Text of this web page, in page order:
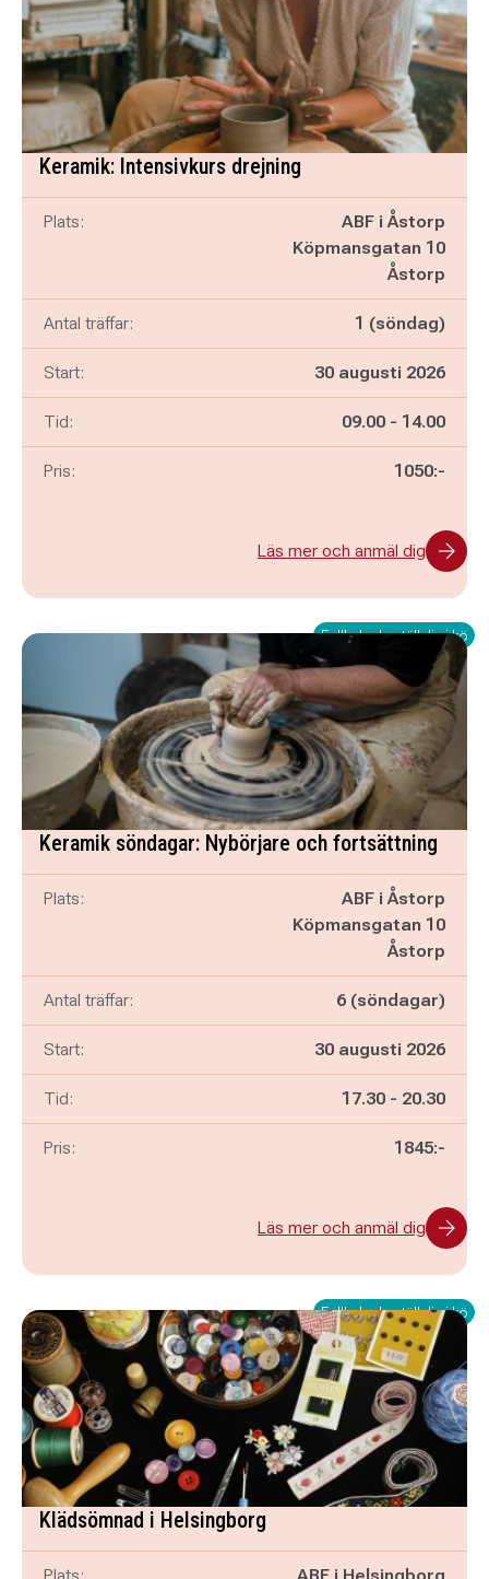
Keramik: Intensivkurs drejning
Plats:
ABF i Åstorp
Köpmansgatan 10
Åstorp
Antal träffar: 1 (söndag)
Start: 30 augusti 2026
Tid: Pågår mellan
09.00 - och
14.00
Pris: 1050:-
Läs mer och anmäl dig
Fullbokad - ställ dig i kö
Keramik söndagar: Nybörjare och fortsättning
Plats:
ABF i Åstorp
Köpmansgatan 10
Åstorp
Antal träffar: 6 (söndagar)
Start: 30 augusti 2026
Tid: Pågår mellan
17.30 - och
20.30
Pris: 1845:-
Läs mer och anmäl dig
Fullbokad - ställ dig i kö
Klädsömnad i Helsingborg